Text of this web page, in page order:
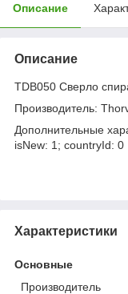
Описание
Описание
TDB050 Сверло
Производитель:
Дополнительные
isNew: 1; countryId: 0
Характеристики
Основные
Производитель